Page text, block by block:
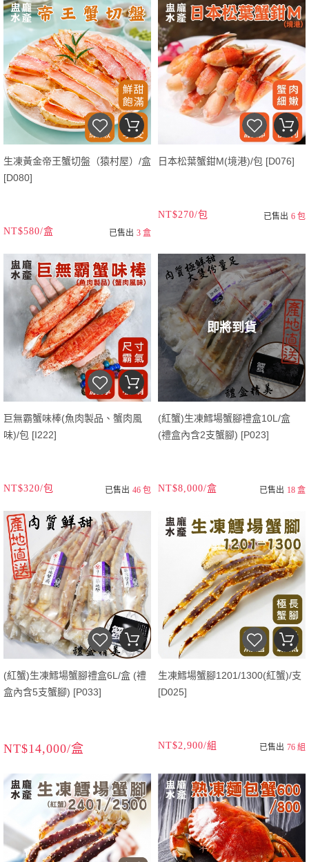
生凍黃金帝王蟹切盤（猿村屋）/盒
[D080]
NT$580/盒 已售出 3 盒
日本松葉蟹鉗M(境港)/包 [D076]
NT$270/包 已售出 6 包
巨無霸蟹味棒(魚肉製品、蟹肉風
味)/包 [I222]
NT$320/包 已售出 46 包
即將到貨
(紅蟹)生凍鱈場蟹腳禮盒10L/盒
(禮盒內含2支蟹腳) [P023]
NT$8,000/盒 已售出 18 盒
(紅蟹)生凍鱈場蟹腳禮盒6L/盒 (禮
盒內含5支蟹腳) [P033]
NT$14,000/盒
生凍鱈場蟹腳1201/1300(紅蟹)/支
[D025]
NT$2,900/組 已售出 76 組